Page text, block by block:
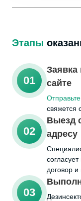
Этапы
01
Заявка
сайте
свяжется
02
Выезд
адресу
договор
03